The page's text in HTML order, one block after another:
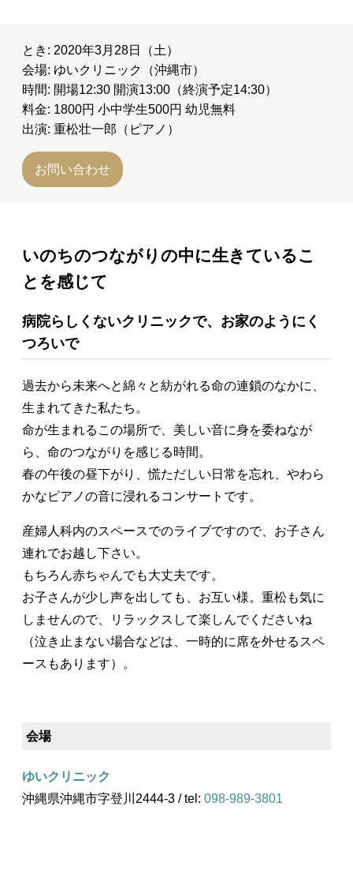
とき: 2020年3月28日（土）
会場: ゆいクリニック（沖縄市）
時間: 開場12:30 開演13:00（終演予定14:30）
料金: 1800円 小中学生500円 幼児無料
出演: 重松壮一郎（ピアノ）
お問い合わせ
いのちのつながりの中に生きているこ
とを感じて
病院らしくないクリニックで、お家のようにく
つろいで
過去から未来へと綿々と紡がれる命の連鎖のなかに、
生まれてきた私たち。
命が生まれるこの場所で、美しい音に身を委ねなが
ら、命のつながりを感じる時間。
春の午後の昼下がり、慌ただしい日常を忘れ、やわら
かなピアノの音に浸れるコンサートです。
産婦人科内のスペースでのライブですので、お子さん
連れでお越し下さい。
もちろん赤ちゃんでも大丈夫です。
お子さんが少し声を出しても、お互い様。重松も気に
しませんので、リラックスして楽しんでくださいね
（泣き止まない場合などは、一時的に席を外せるスペ
ースもあります）。
会場
ゆいクリニック
沖縄県沖縄市字登川2444-3 / tel: 098-989-3801